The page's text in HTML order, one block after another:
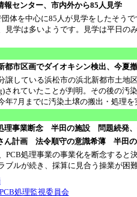
報センター、市内外から85人見学
体を中心に85人が見学をしたそう
見学は多いようです。見学は平日の
都市区画でダイオキシン検出、今夏
している浜松市の浜北新都市土地
されていたことが判明。その後の汚
年7月までに汚染土壌の搬出・処理
理事業断念 半田の施設 問題続発、
ん計画 法令順守の意識希薄 半田の
処理事業の事業化を断念すると
ブルが続き、採算に見合う操業が困
処理監視委員会